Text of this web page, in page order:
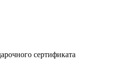
сертификата